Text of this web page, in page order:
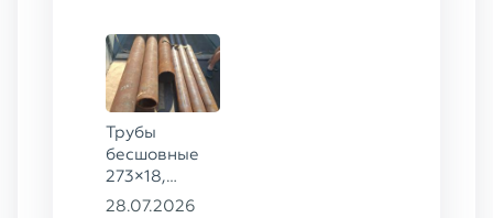
Трубы
бесшовные
273×18,
168×12 ГОСТ
28.07.2026